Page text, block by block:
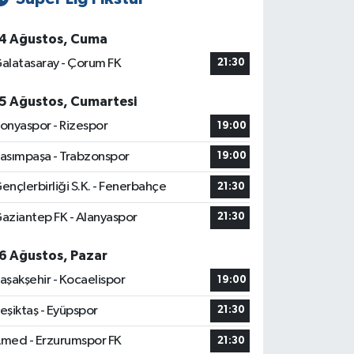
Ağustos, Cuma
- Çorum FK
21:30
Ağustos, Cumartesi
- Rizespor
19:00
- Trabzonspor 19:00
S.K. - Fenerbahçe 21:30
FK - Alanyaspor 21:30
Ağustos, Pazar
- Kocaelispor
19:00
- Eyüpspor 21:30
- Erzurumspor FK 21:30